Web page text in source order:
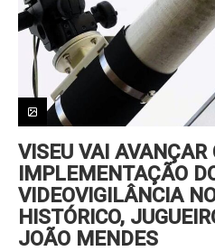
VISEU VAI AVANÇAR
IMPLEMENTAÇÃO
VIDEOVIGILÂNCIA
HISTÓRICO,
JOÃO MENDES